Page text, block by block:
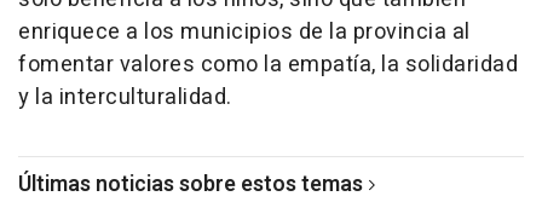
enriquece a los municipios de la provincia al
fomentar valores como la empatía, la solidaridad
y la interculturalidad.
Últimas noticias sobre estos temas